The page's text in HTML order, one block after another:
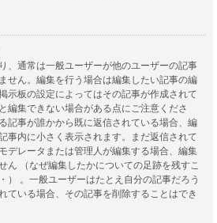
、通常は一般ユーザーが他のユーザーの記事
せん。編集を行う場合は編集したい記事の編
示板の設定によってはその記事が作成されて
編集できない場合がある点にご注意くださ
記事が誰かから既に返信されている場合、編
事内に小さく表示されます。まだ返信されて
デレータまたは管理人が編集する場合、編集
ん （なぜ編集したかについての足跡を残すこ
） 。一般ユーザーはたとえ自分の記事だろう
ている場合、その記事を削除することはでき